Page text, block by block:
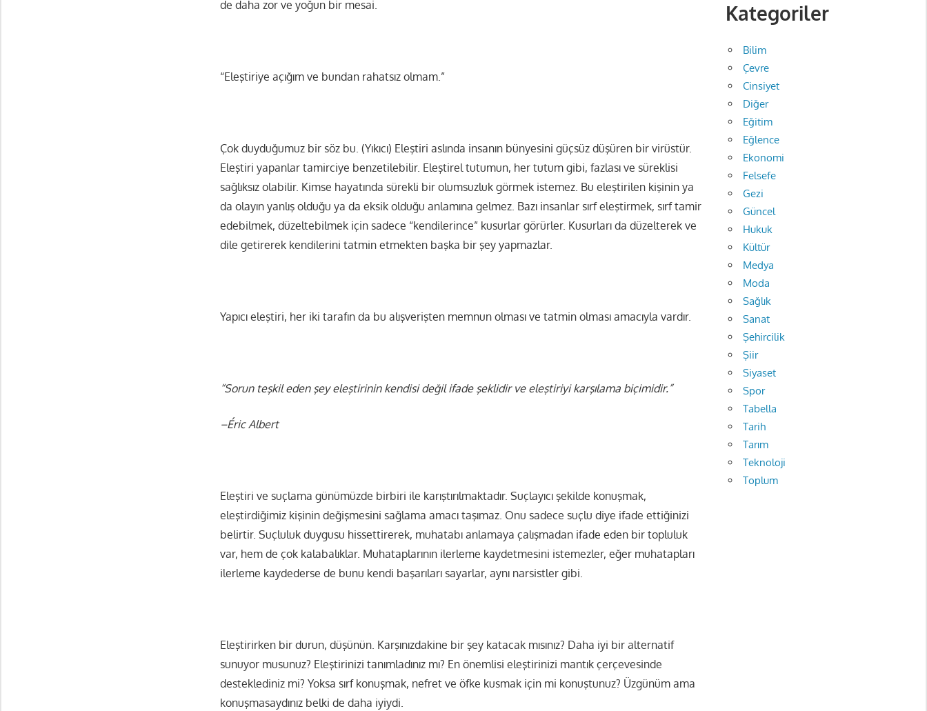
de daha zor ve yoğun bir mesai.
“Eleştiriye açığım ve bundan rahatsız olmam.”
Çok duyduğumuz bir söz bu. (Yıkıcı) Eleştiri aslında insanın bünyesini güçsüz düşüren bir virüstür.
Eleştiri yapanlar tamirciye benzetilebilir. Eleştirel tutumun, her tutum gibi, fazlası ve süreklisi
sağlıksız olabilir. Kimse hayatında sürekli bir olumsuzluk görmek istemez. Bu eleştirilen kişinin ya
da olayın yanlış olduğu ya da eksik olduğu anlamına gelmez. Bazı insanlar sırf eleştirmek, sırf tamir
edebilmek, düzeltebilmek için sadece “kendilerince” kusurlar görürler. Kusurları da düzelterek ve
dile getirerek kendilerini tatmin etmekten başka bir şey yapmazlar.
Yapıcı eleştiri, her iki tarafın da bu alışverişten memnun olması ve tatmin olması amacıyla vardır.
“Sorun teşkil eden şey eleştirinin kendisi değil ifade şeklidir ve eleştiriyi karşılama biçimidir.”
–Éric Albert
Eleştiri ve suçlama günümüzde birbiri ile karıştırılmaktadır. Suçlayıcı şekilde konuşmak,
eleştirdiğimiz kişinin değişmesini sağlama amacı taşımaz. Onu sadece suçlu diye ifade ettiğinizi
belirtir. Suçluluk duygusu hissettirerek, muhatabı anlamaya çalışmadan ifade eden bir topluluk
var, hem de çok kalabalıklar. Muhataplarının ilerleme kaydetmesini istemezler, eğer muhatapları
ilerleme kaydederse de bunu kendi başarıları sayarlar, aynı narsistler gibi.
Eleştirirken bir durun, düşünün. Karşınızdakine bir şey katacak mısınız? Daha iyi bir alternatif
sunuyor musunuz? Eleştirinizi tanımladınız mı? En önemlisi eleştirinizi mantık çerçevesinde
desteklediniz mi? Yoksa sırf konuşmak, nefret ve öfke kusmak için mi konuştunuz? Üzgünüm ama
konuşmasaydınız belki de daha iyiydi.
Kategoriler
Bilim
Çevre
Cinsiyet
Diğer
Eğitim
Eğlence
Ekonomi
Felsefe
Gezi
Güncel
Hukuk
Kültür
Medya
Moda
Sağlık
Sanat
Şehircilik
Şiir
Siyaset
Spor
Tabella
Tarih
Tarım
Teknoloji
Toplum